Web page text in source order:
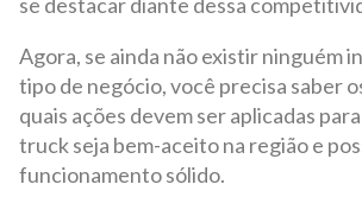
Agora, se ainda não existir ninguém
tipo de negócio, você precisa saber
quais ações devem ser aplicadas
truck seja bem-aceito na região e
funcionamento sólido.